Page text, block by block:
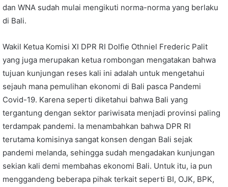
dan WNA sudah mulai mengikuti norma-norma yang berlaku
di Bali.
Wakil Ketua Komisi XI DPR RI Dolfie Othniel Frederic Palit
yang juga merupakan ketua rombongan mengatakan bahwa
tujuan kunjungan reses kali ini adalah untuk mengetahui
sejauh mana pemulihan ekonomi di Bali pasca Pandemi
Covid-19. Karena seperti diketahui bahwa Bali yang
tergantung dengan sektor pariwisata menjadi provinsi paling
terdampak pandemi. Ia menambahkan bahwa DPR RI
terutama komisinya sangat konsen dengan Bali sejak
pandemi melanda, sehingga sudah mengadakan kunjungan
sekian kali demi membahas ekonomi Bali. Untuk itu, ia pun
menggandeng beberapa pihak terkait seperti BI, OJK, BPK,